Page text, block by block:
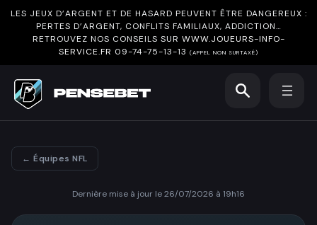
LES JEUX D’ARGENT ET DE HASARD PEUVENT ÊTRE DANGEREUX :
PERTES D’ARGENT, CONFLITS FAMILIAUX, ADDICTION…
RETROUVEZ NOS CONSEILS SUR WWW.JOUEURS-INFO-
SERVICE.FR 09-74-75-13-13 (APPEL NON SURTAXÉ)
← Équipes NFL
Dernière mise à jour le 26/07/2026 à 19h16